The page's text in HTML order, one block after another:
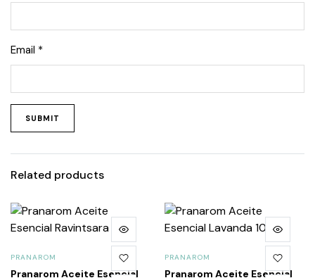
Email *
Related products
PRANAROM
Pranarom Aceite Esencial
PRANAROM
Pranarom Aceite Esencial